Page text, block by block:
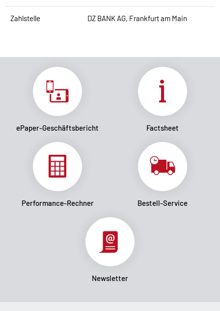
Zahlstelle DZ BANK AG, Frankfurt am Main
ePaper-Geschäftsbericht Factsheet
Performance-Rechner Bestell-Service
Newsletter